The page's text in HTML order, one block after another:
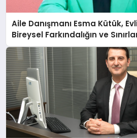
Aile Danışmanı Esma Kütük,
Bireysel Farkındalığın ve
Anlatıyor